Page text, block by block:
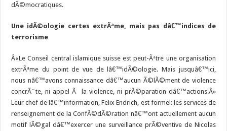
dÃ©mocratiques.
Une idÃ©ologie certes extrÃªme, mais pas dâ€™indices de
terrorisme
Â«Le Conseil central islamique suisse est peut-Ãªtre une organisation
extrÃªme du point de vue de lâ€™idÃ©ologie. Mais jusquâ€™ici,
nous nâ€™avons connaissance dâ€™aucun Ã©lÃ©ment de violence
concrÃ¨te, ni appel Ã la violence, ni prÃ©paration dâ€™actions.Â»
Leur chef de lâ€™information, Felix Endrich, est formel: les services de
renseignement de la ConfÃ©dÃ©ration nâ€™ont actuellement aucun
motif lÃ©gal dâ€™exercer une surveillance prÃ©ventive de Nicolas